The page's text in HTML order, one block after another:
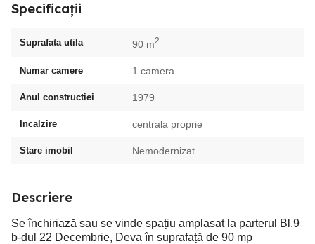
Specificații
Suprafata utila 90 m2
Numar camere 1 camera
Anul constructiei 1979
Incalzire centrala proprie
Stare imobil Nemodernizat
Descriere
Se închiriază sau se vinde spațiu amplasat la parterul Bl.9
b-dul 22 Decembrie, Deva în suprafață de 90 mp